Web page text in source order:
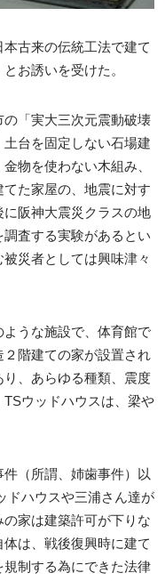
古来の伝統工法で建て
お誘いを受けた。
「実大三次元震動破壊
台を固定しない石場建
物を使わない木組み、
た家屋の、地震に対す
阪神大震災クラスの地
査する実験があるとい
災者としては興味津々
うな施設で、体育館で
階建ての家が設置され
、あらゆる種類、震度
ウッドハウスは、梁や
（所謂、姉歯事件）以
ドハウスや三浦さん達が
家は建築許可が下りな
は、戦後復興時に建て
制する為にできた法律